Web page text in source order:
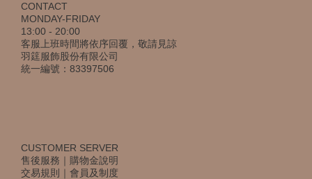
CONTACT
MONDAY-FRIDAY
13:00 - 20:00
客服上班時間將依序回覆，敬請見諒
羽筳服飾股份有限公司
統一編號：83397506
CUSTOMER SERVER
售後服務 ｜ 購物金說明
交易規則
｜ 會員及制度